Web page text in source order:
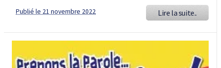
Publié le 21 novembre 2022 Lire la suite..